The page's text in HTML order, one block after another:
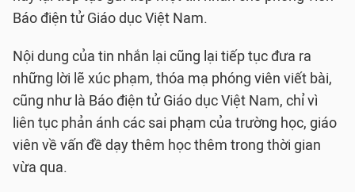
Báo điện tử Giáo dục Việt Nam.
Nội dung của tin nhắn lại cũng lại tiếp tục đưa ra
những lời lẽ xúc phạm, thóa mạ phóng viên viết bài,
cũng như là Báo điện tử Giáo dục Việt Nam, chỉ vì
liên tục phản ánh các sai phạm của trường học, giáo
viên về vấn đề dạy thêm học thêm trong thời gian
vừa qua.